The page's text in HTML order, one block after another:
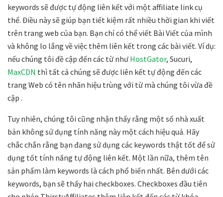
keywords sẽ được tự động liên kết với một affiliate link cụ
thể. Điều này sẽ giúp bạn tiết kiệm rất nhiều thời gian khi viết
trên trang web của bạn. Bạn chỉ có thể viết Bài Viết của mình
và không lo lắng về việc thêm liên kết trong các bài viết. Ví dụ:
nếu chúng tôi đề cập đến các từ như HostGator, Sucuri,
MaxCDN thì tất cả chúng sẽ được liên kết tự động đến các
trang Web có tên nhãn hiệu trùng với từ mà chúng tôi vừa đề
cập .
Tuy nhiên, chúng tôi cũng nhận thấy rằng một số nhà xuất
bản không sử dụng tính năng này một cách hiệu quả. Hãy
chắc chắn rằng bạn đang sử dụng các keywords thật tốt để sử
dụng tốt tính năng tự động liên kết. Một lần nữa, thêm tên
sản phẩm làm keywords là cách phổ biến nhất. Bên dưới các
keywords, bạn sẽ thấy hai checkboxes. Checkboxes đầu tiên